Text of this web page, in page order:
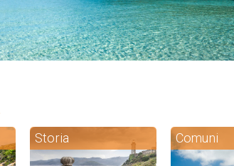
Storia Comuni